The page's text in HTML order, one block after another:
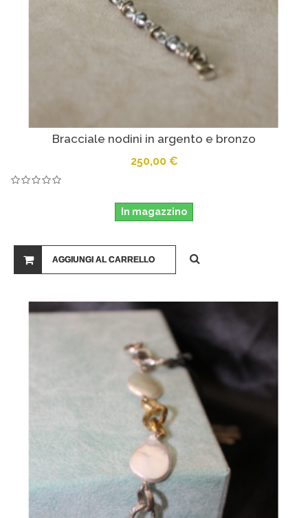
Bracciale nodini in argento e bronzo
250,00 €
In magazzino
AGGIUNGI AL CARRELLO